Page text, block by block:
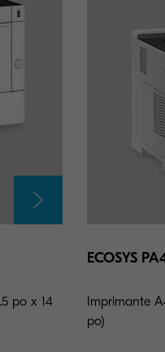
po x 14
ECOSYS
Imprimante
po)